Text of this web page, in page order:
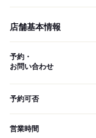
店舗基本情報
予約・
お問い合わせ
予約可否
営業時間